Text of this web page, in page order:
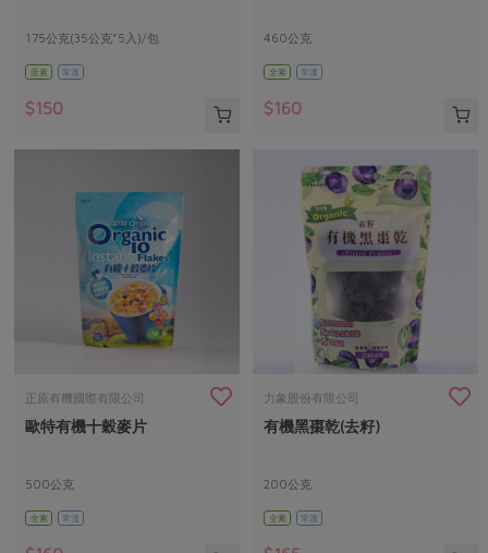
175公克(35公克*5入)/包
蛋素 常溫
$150
460公克
全素 常溫
$160
正原有機國際有限公司
歐特有機十穀麥片
500公克
全素 常溫
力象股份有限公司
有機黑棗乾(去籽)
200公克
全素 常溫